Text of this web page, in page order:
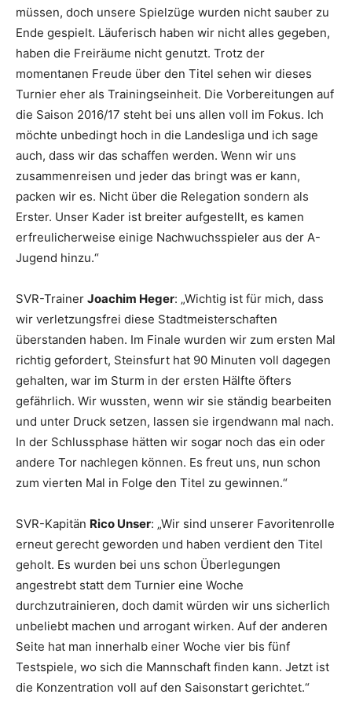
müssen, doch unsere Spielzüge wurden nicht sauber zu
Ende gespielt. Läuferisch haben wir nicht alles gegeben,
haben die Freiräume nicht genutzt. Trotz der
momentanen Freude über den Titel sehen wir dieses
Turnier eher als Trainingseinheit. Die Vorbereitungen auf
die Saison 2016/17 steht bei uns allen voll im Fokus. Ich
möchte unbedingt hoch in die Landesliga und ich sage
auch, dass wir das schaffen werden. Wenn wir uns
zusammenreisen und jeder das bringt was er kann,
packen wir es. Nicht über die Relegation sondern als
Erster. Unser Kader ist breiter aufgestellt, es kamen
erfreulicherweise einige Nachwuchsspieler aus der A-
Jugend hinzu.“
SVR-Trainer Joachim Heger: „Wichtig ist für mich, dass
wir verletzungsfrei diese Stadtmeisterschaften
überstanden haben. Im Finale wurden wir zum ersten Mal
richtig gefordert, Steinsfurt hat 90 Minuten voll dagegen
gehalten, war im Sturm in der ersten Hälfte öfters
gefährlich. Wir wussten, wenn wir sie ständig bearbeiten
und unter Druck setzen, lassen sie irgendwann mal nach.
In der Schlussphase hätten wir sogar noch das ein oder
andere Tor nachlegen können. Es freut uns, nun schon
zum vierten Mal in Folge den Titel zu gewinnen.“
SVR-Kapitän Rico Unser: „Wir sind unserer Favoritenrolle
erneut gerecht geworden und haben verdient den Titel
geholt. Es wurden bei uns schon Überlegungen
angestrebt statt dem Turnier eine Woche
durchzutrainieren, doch damit würden wir uns sicherlich
unbeliebt machen und arrogant wirken. Auf der anderen
Seite hat man innerhalb einer Woche vier bis fünf
Testspiele, wo sich die Mannschaft finden kann. Jetzt ist
die Konzentration voll auf den Saisonstart gerichtet.“